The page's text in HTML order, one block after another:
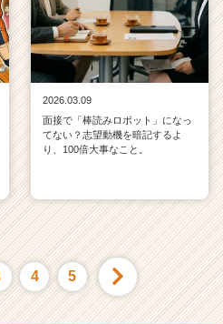
2026.03.09
面接で「棒読みロボット」になっ
てない？志望動機を暗記するよ
り、100倍大事なこと。
4 5